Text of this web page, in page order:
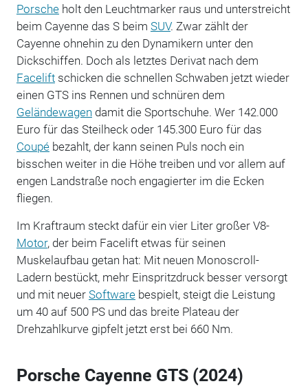
Porscheholt den Leuchtmarker raus und unterstreicht
beim Cayenne das S beim SUV. Zwar zählt der
Cayenne ohnehin zu den Dynamikern unter den
Dickschiffen. Doch als letztes Derivat nach dem
Faceliftschicken die schnellen Schwaben jetzt wieder
einen GTS ins Rennen und schnüren dem
Geländewagen damit die Sportschuhe. Wer 142.000
Euro für das Steilheck oder 145.300 Euro für das
Coupébezahlt, der kann seinen Puls noch ein
bisschen weiter in die Höhe treiben und vor allem auf
engen Landstraße noch engagierter im die Ecken
fliegen.
Im Kraftraum steckt dafür ein vier Liter großer V8-
Motor, der beim Facelift etwas für seinen
Muskelaufbau getan hat: Mit neuen Monoscroll-
Ladern bestückt, mehr Einspritzdruck besser versorgt
und mit neuer Softwarebespielt, steigt die Leistung
um 40 auf 500 PS und das breite Plateau der
Drehzahlkurve gipfelt jetzt erst bei 660 Nm.
Porsche Cayenne GTS (2024)